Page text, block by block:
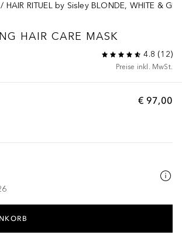
HAIR RITUEL by Sisley BLONDE, WHITE &
HAIR CARE MASK
4.8 (12)
Preise inkl. MwSt.
€ 97,00